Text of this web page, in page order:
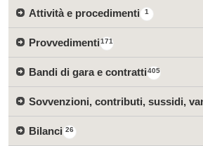
1
Attività e procedimenti
171
Provvedimenti
405
Bandi di gara e contratti
Sovvenzioni, contributi, sussidi,
26
Bilanci